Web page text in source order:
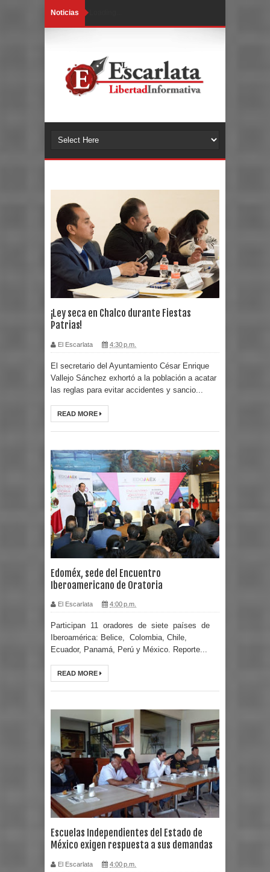
Noticias
¡Ley seca en Chalco durante Fiestas
Patrias!
El Escarlata 4:30 p.m.
El secretario del Ayuntamiento César Enrique
Vallejo Sánchez exhortó a la población a acatar
las reglas para evitar accidentes y sancio...
READ MORE
Edoméx, sede del Encuentro
Iberoamericano de Oratoria
El Escarlata 4:00 p.m.
Participan 11 oradores de siete países de
Iberoamérica: Belice, Colombia, Chile,
Ecuador, Panamá, Perú y México. Reporte...
READ MORE
Escuelas Independientes del Estado de
México exigen respuesta a sus demandas
El Escarlata 4:00 p.m.